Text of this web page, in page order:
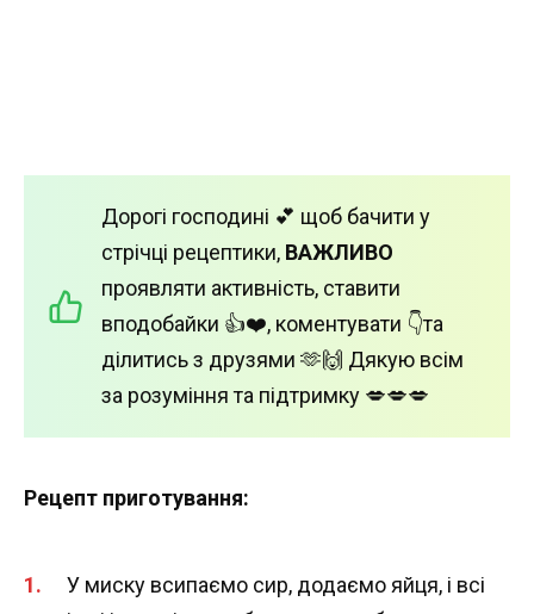
Дорогі господині 💕 щоб бачити у
стрічці рецептики, ВАЖЛИВО
проявляти активність, ставити
вподобайки 👍❤️, коментувати 👇та
ділитись з друзями 🫶🙌 Дякую всім
за розуміння та підтримку 💋💋💋
Рецепт приготування:
У миску всипаємо сир, додаємо яйця, і всі